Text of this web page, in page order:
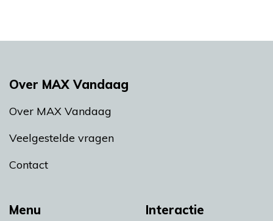
Menu Interactie
Over MAX Vandaag
Over MAX Vandaag
Veelgestelde vragen
Contact